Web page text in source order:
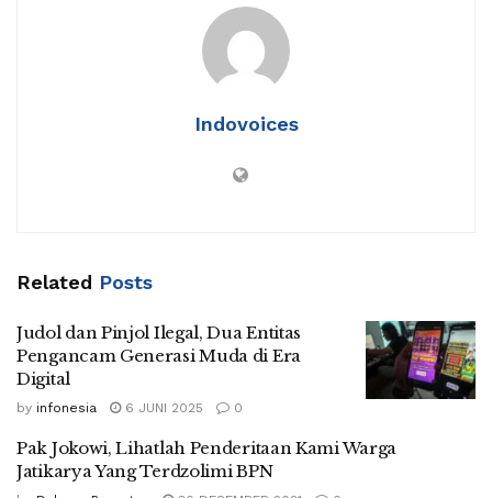
Indovoices
Related Posts
Judol dan Pinjol Ilegal, Dua Entitas
Pengancam Generasi Muda di Era
Digital
by infonesia 6 JUNI 2025 0
Pak Jokowi, Lihatlah Penderitaan Kami Warga
Jatikarya Yang Terdzolimi BPN